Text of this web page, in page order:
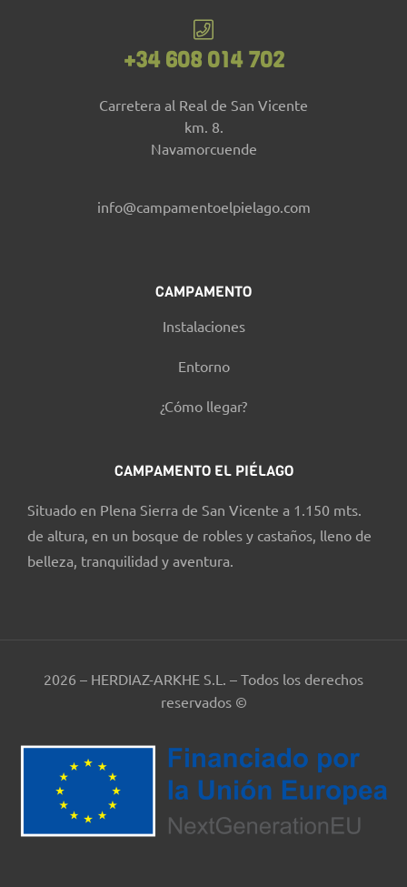
+34 608 014 702
Carretera al Real de San Vicente
km. 8.
Navamorcuende
info@campamentoelpielago.com
CAMPAMENTO
Instalaciones
Entorno
¿Cómo llegar?
CAMPAMENTO EL PIÉLAGO
Situado en Plena Sierra de San Vicente a 1.150 mts.
de altura, en un bosque de robles y castaños, lleno de
belleza, tranquilidad y aventura.
2026 – HERDIAZ-ARKHE S.L. – Todos los derechos
reservados ©